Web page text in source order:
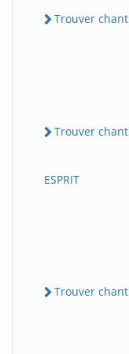
Trouver
Trouver
ESPRIT
Trouver